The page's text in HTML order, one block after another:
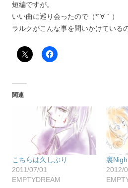
短編ですが。
いい曲に巡り会ったので（*´∀｀）
ラルクがこんな事を問いかけている
関連
こちらは久しぶり
2011/07/01
EMPTYDREAM
裏
2012/